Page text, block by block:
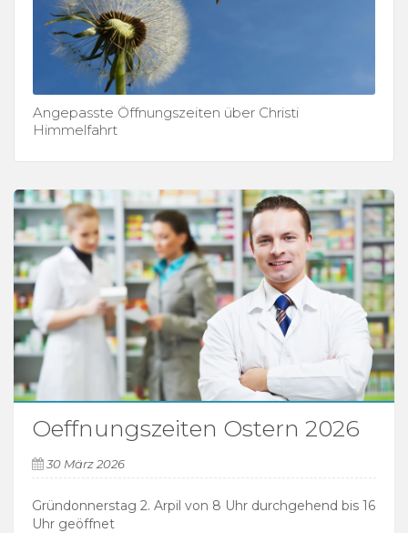
Angepasste Öffnungszeiten über Christi
Himmelfahrt
Oeffnungszeiten Ostern 2026
30 März 2026
Gründonnerstag 2. Arpil von 8 Uhr durchgehend bis 16
Uhr geöffnet